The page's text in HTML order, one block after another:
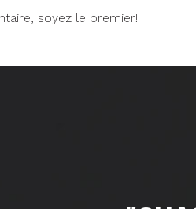
soyez le premier!